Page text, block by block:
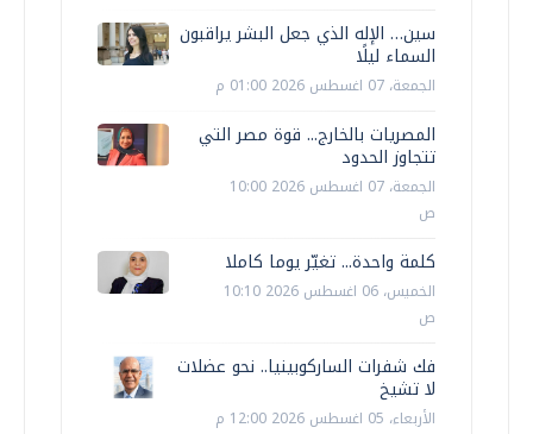
سين… الإله الذي جعل البشر يراقبون
السماء ليلًا
الجمعة، 07 اغسطس 2026 01:00 م
المصريات بالخارج... قوة مصر التي
تتجاوز الحدود
الجمعة، 07 اغسطس 2026 10:00
ص
كلمة واحدة... تغيّر يوما كاملا
الخميس، 06 اغسطس 2026 10:10
ص
فك شفرات الساركوبينيا.. نحو عضلات
لا تشيخ
الأربعاء، 05 اغسطس 2026 12:00 م